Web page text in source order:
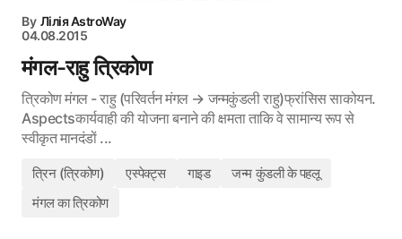
By Лілія AstroWay
04.08.2015
मंगल-राहु त्रिकोण
त्रिकोण मंगल - राहु (परिवर्तन मंगल → जन्मकुंडली राहु)फ्रांसिस साकोयन.
Aspectsकार्यवाही की योजना बनाने की क्षमता ताकि वे सामान्य रूप से
स्वीकृत मानदंडों ...
त्रिन (त्रिकोण) एस्पेक्ट्स गाइड
जन्म कुंडली के पहलू
मंगल का त्रिकोण